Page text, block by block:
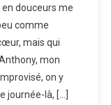
En
Douceurs
en douceurs me
comme
mais qui
mon
on y
journée-là, […]